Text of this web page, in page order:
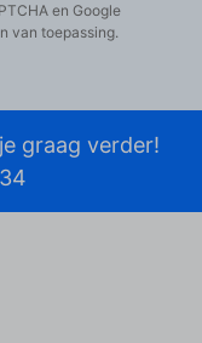
en Google
van toepassing.
graag verder!